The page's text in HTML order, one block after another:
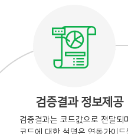
검증결과 정보제공
검증결과는 코드값으로 전달되